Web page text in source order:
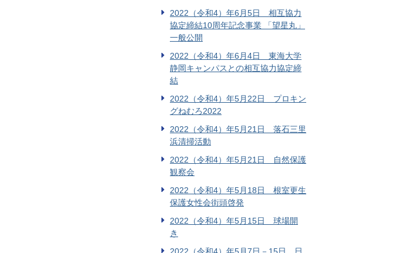
2022（令和4）年6月5日 相互協力
協定締結10周年記念事業 「望星丸」
一般公開
2022（令和4）年6月4日 東海大学
静岡キャンパスとの相互協力協定締
結
2022（令和4）年5月22日 プロキン
グねむろ2022
2022（令和4）年5月21日 落石三里
浜清掃活動
2022（令和4）年5月21日 自然保護
観察会
2022（令和4）年5月18日 根室更生
保護女性会街頭啓発
2022（令和4）年5月15日 球場開
き